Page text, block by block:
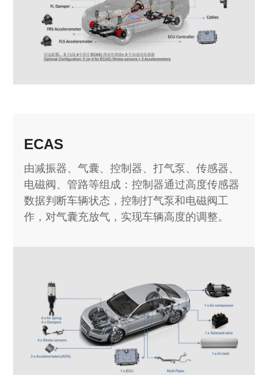
ECAS
由减振器、气囊、控制器、打气泵、传感器、
电磁阀、管路等组成：控制器通过高度传感器
数据判断车辆状态，控制打气泵和电磁阀工
作，对气囊充放气，实现车辆高度的调整。